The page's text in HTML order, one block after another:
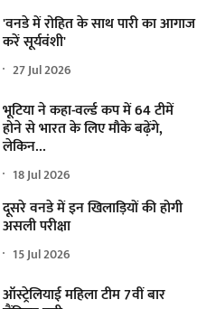
'वनडे में रोहित के साथ पारी का आगाज
करें सूर्यवंशी'
27 Jul 2026
भूटिया ने कहा-वर्ल्ड कप में 64 टीमें
होने से भारत के लिए मौके बढ़ेंगे,
लेकिन...
18 Jul 2026
दूसरे वनडे में इन खिलाड़ियों की होगी
असली परीक्षा
15 Jul 2026
ऑस्ट्रेलियाई महिला टीम 7वीं बार